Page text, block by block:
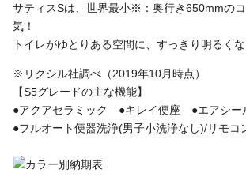
サティスSは、世界最小※：奥行き650mmの
気！
トイレがゆとりある空間に、すっきり明るくな
※リクシル社調べ（2019年10月時点）
【S5グレードの主な機能】
●アクアセラミック ●キレイ便座 ●エアシー
●フルオート便器洗浄(男子小洗浄なし)/リモコ